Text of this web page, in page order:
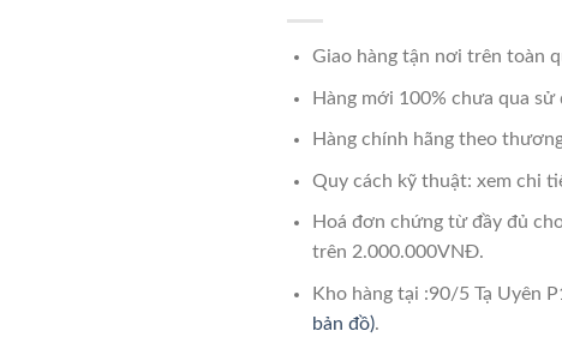
Giao hàng tận nơi trên toàn
Hàng mới 100% chưa qua sử
Hàng chính hãng theo
Quy cách kỹ thuật: xem chi
Hoá đơn chứng từ đầy đủ
trên 2.000.000VNĐ.
Kho hàng tại :90/5 Tạ Uyên
bản đồ).